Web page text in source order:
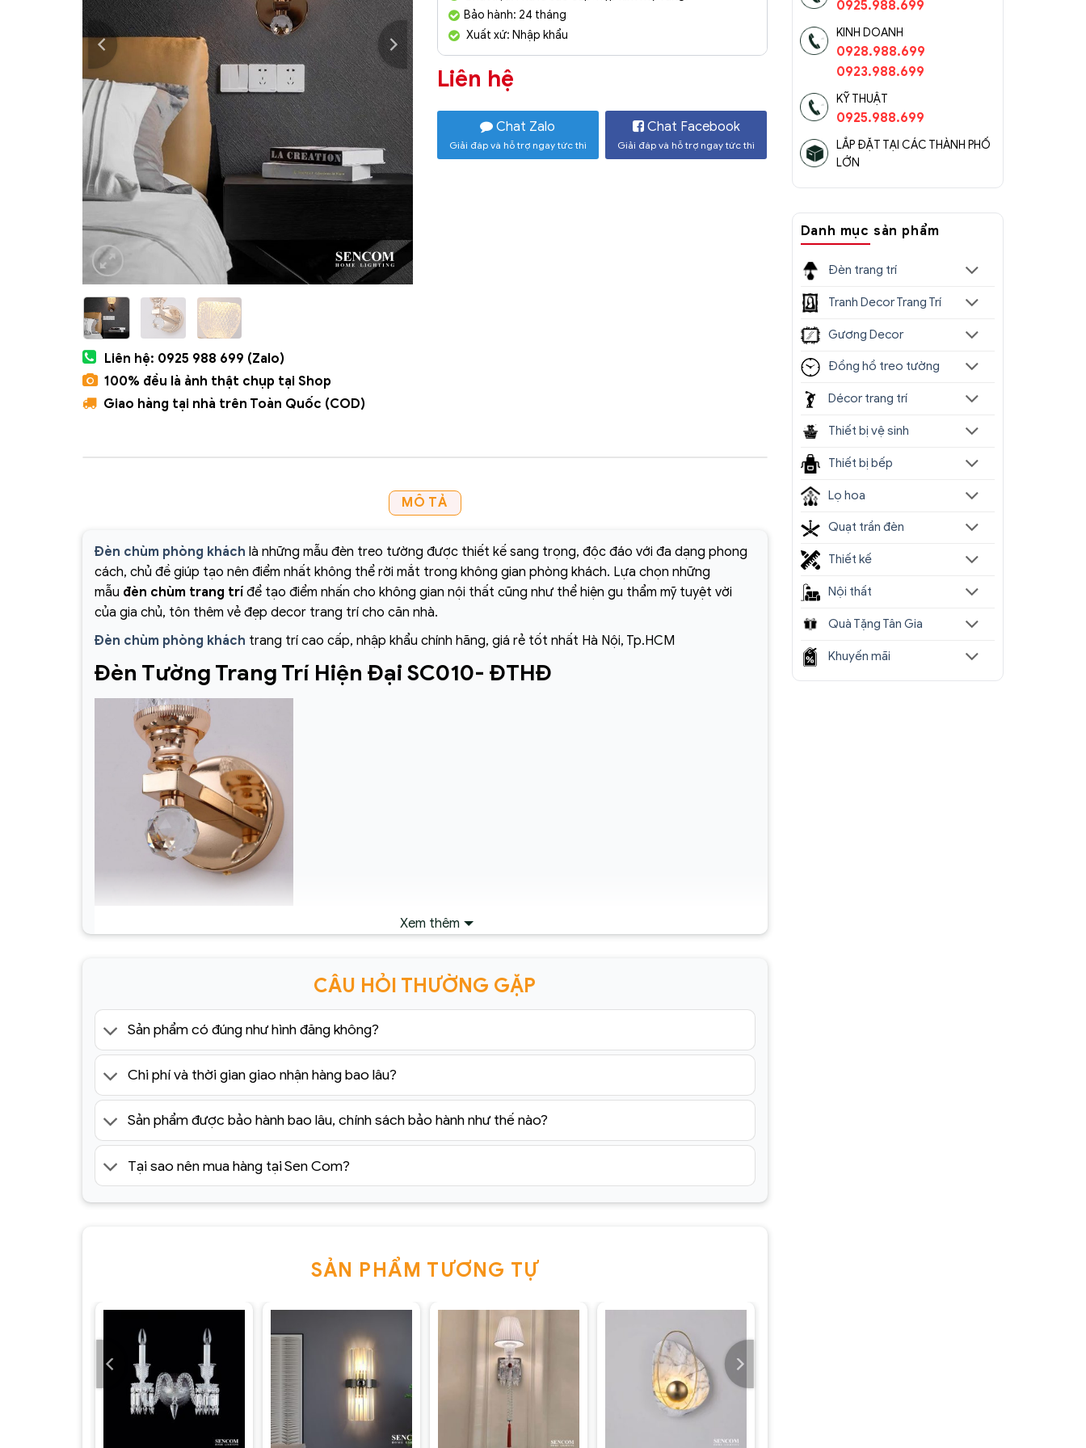
Liên hệ: 0925 988 699 (Zalo)
100% đều là ảnh thật chụp tại Shop
Giao hàng tại nhà trên Toàn Quốc (COD)
Bảo hành: 24 tháng
Xuất xứ: Nhập khẩu
Liên hệ
Chat Zalo
Giải đáp và hỗ trợ ngay tức thì
Chat Facebook
Giải đáp và hỗ trợ ngay tức thì
MÔ TẢ
Đèn chùm phòng khách là những mẫu đèn treo tường được thiết kế sang trọng, độc đáo với đa dạng phong
cách, chủ đề giúp tạo nên điểm nhất không thể rời mắt trong không gian phòng khách. Lựa chọn những
mẫu đèn chùm trang trí để tạo điểm nhấn cho không gian nội thất cũng như thể hiện gu thẩm mỹ tuyệt vời
của gia chủ, tôn thêm vẻ đẹp decor trang trí cho căn nhà.
Đèn chùm phòng khách trang trí cao cấp, nhập khẩu chính hãng, giá rẻ tốt nhất Hà Nội, Tp.HCM
Đèn Tường Trang Trí Hiện Đại SC010- ĐTHĐ
Xem thêm
CÂU HỎI THƯỜNG GẶP
Sản phẩm có đúng như hình đăng không?
Chi phí và thời gian giao nhận hàng bao lâu?
Sản phẩm được bảo hành bao lâu, chính sách bảo hành như thế nào?
Tại sao nên mua hàng tại Sen Com?
SẢN PHẨM TƯƠNG TỰ
+
0925.988.699
KINH DOANH
0928.988.699
0923.988.699
KỸ THUẬT
0925.988.699
LẮP ĐẶT TẠI CÁC THÀNH PHỐ
LỚN
Danh mục sản phẩm
Đèn trang trí
Tranh Decor Trang Trí
Gương Decor
Đồng hồ treo tường
Décor trang trí
Thiết bị vệ sinh
Thiết bị bếp
Lọ hoa
Quạt trần đèn
Thiết kế
Nội thất
Quà Tặng Tân Gia
Khuyến mãi